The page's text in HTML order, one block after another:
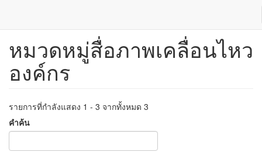
ข้าม
เนื้อหา
หมวดหมู่สื่อภาพเคลื่อนไหว
องค์กร
รายการที่กำลังแสดง 1 - 3 จากทั้งหมด 3
คำค้น